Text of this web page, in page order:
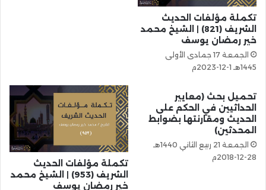
تكملة مؤلفات الحديث
الشريف (821) | الشيخ محمد
خير رمضان يوسف
الجمعة 17 جمادى الأولى
1445هـ 1-12-2023م
تحميل بحث (معايير
الحداثيين في الحكم على
الحديث ومقارنتها بضوابط
المحدثين)
الجمعة 21 ربيع الثاني 1440هـ
28-12-2018م
تكملة مؤلفات الحديث
الشريف (953) | الشيخ محمد
خير رمضان يوسف